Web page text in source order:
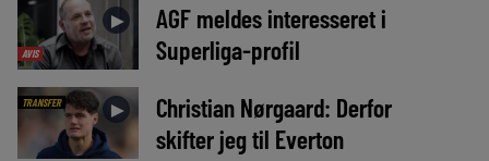
AVIS
►
AGF meldes interesseret i
Superliga-profil
TRANSFER ►
Christian Nørgaard: Derfor
skifter jeg til Everton